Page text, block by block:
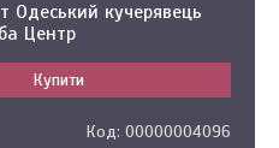
Одеський кучерявець
Центр
Купити
00000004096